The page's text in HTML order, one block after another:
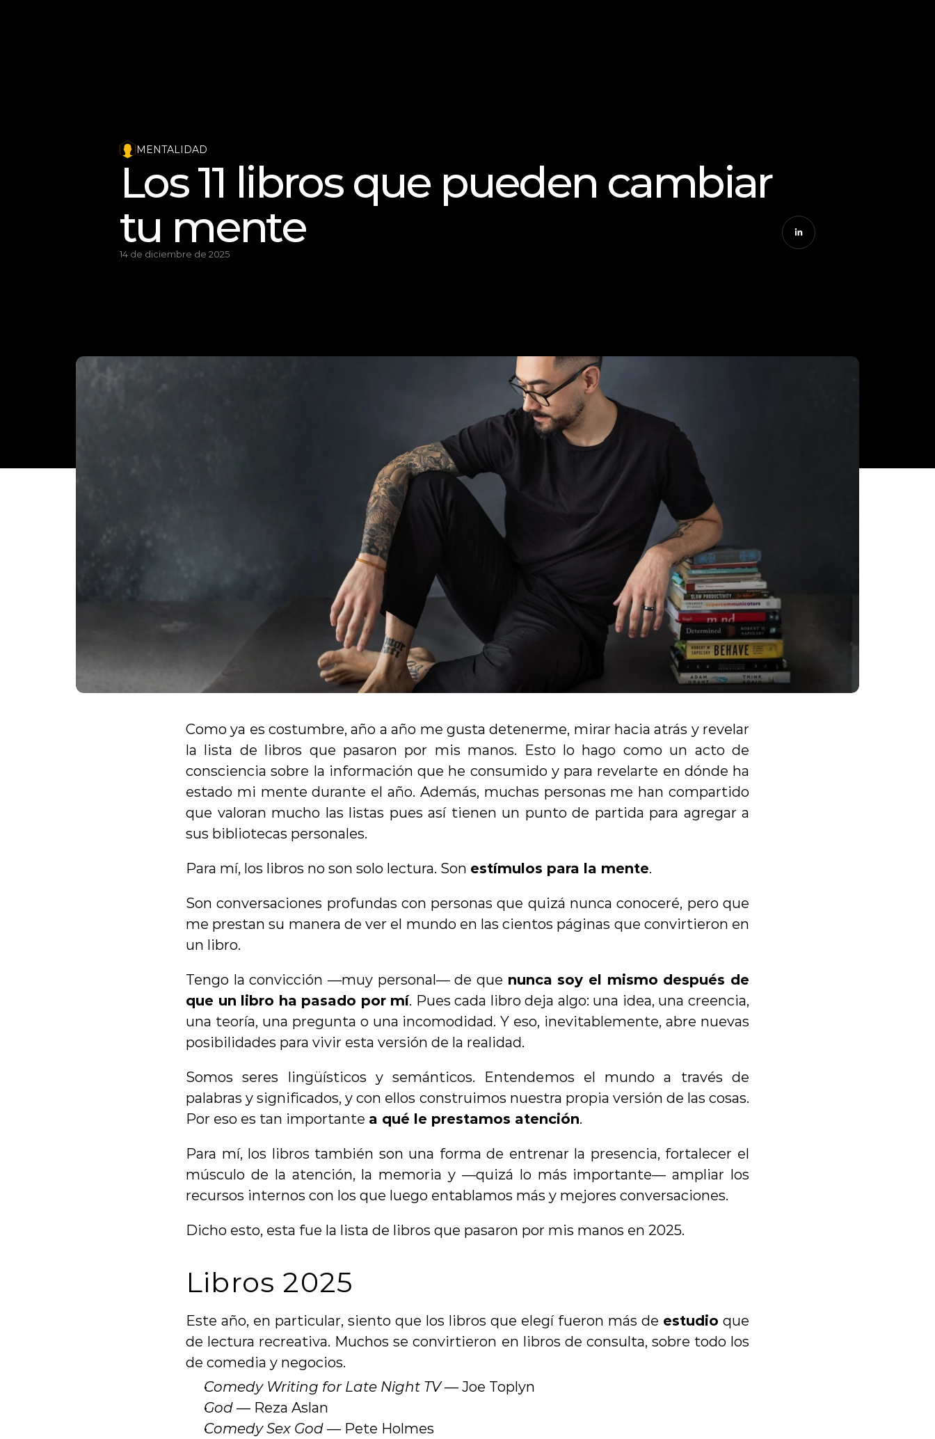
MENTALIDAD
Los 11 libros que pueden cambiar
tu mente
14 de diciembre de 2025
Como ya es costumbre, año a año me gusta detenerme, mirar hacia atrás y revelar
la lista de libros que pasaron por mis manos. Esto lo hago como un acto de
consciencia sobre la información que he consumido y para revelarte en dónde ha
estado mi mente durante el año. Además, muchas personas me han compartido
que valoran mucho las listas pues así tienen un punto de partida para agregar a
sus bibliotecas personales.
Para mí, los libros no son solo lectura. Son estímulos para la mente.
Son conversaciones profundas con personas que quizá nunca conoceré, pero que
me prestan su manera de ver el mundo en las cientos páginas que convirtieron en
un libro.
Tengo la convicción —muy personal— de que nunca soy el mismo después de
que un libro ha pasado por mí. Pues cada libro deja algo: una idea, una creencia,
una teoría, una pregunta o una incomodidad. Y eso, inevitablemente, abre nuevas
posibilidades para vivir esta versión de la realidad.
Somos seres lingüísticos y semánticos. Entendemos el mundo a través de
palabras y significados, y con ellos construimos nuestra propia versión de las cosas.
Por eso es tan importante a qué le prestamos atención.
Para mí, los libros también son una forma de entrenar la presencia, fortalecer el
músculo de la atención, la memoria y —quizá lo más importante— ampliar los
recursos internos con los que luego entablamos más y mejores conversaciones.
Dicho esto, esta fue la lista de libros que pasaron por mis manos en 2025.
Libros 2025
Este año, en particular, siento que los libros que elegí fueron más de estudio que
de lectura recreativa. Muchos se convirtieron en libros de consulta, sobre todo los
de comedia y negocios.
Comedy Writing for Late Night TV — Joe Toplyn
God — Reza Aslan
Comedy Sex God — Pete Holmes